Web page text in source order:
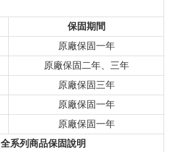
保固期間
原廠保固一年
原廠保固二年、三年
原廠保固三年
原廠保固一年
原廠保固一年
全系列商品保固說明